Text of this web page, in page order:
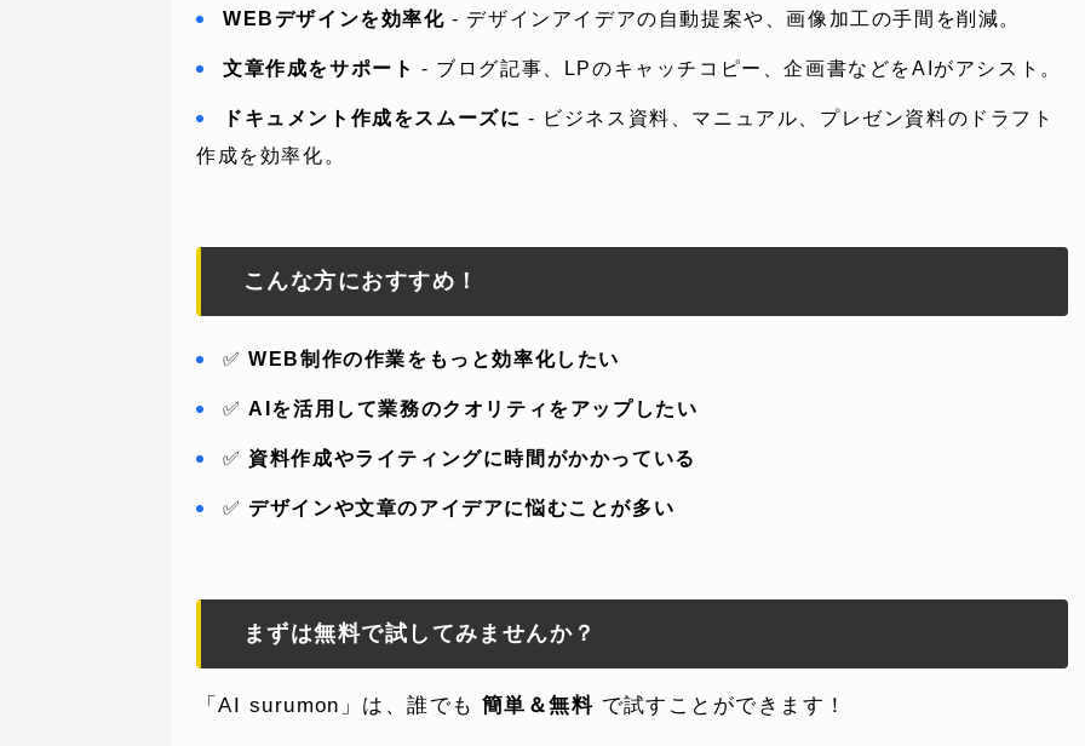
SERVICE
事業内容
AI導入支援
システム開発
CONTENT
コンテンツ
課題解決
制作実績
WEBデザインを効率化 - デザインアイデアの自動提案や、画像加工の手間を削減。
文章作成をサポート - ブログ記事、LPのキャッチコピー、企画書などをAIがアシスト。
ドキュメント作成をスムーズに - ビジネス資料、マニュアル、プレゼン資料のドラフト
作成を効率化。
こんな方におすすめ！
✅WEB制作の作業をもっと効率化したい
✅AIを活用して業務のクオリティをアップしたい
✅ 資料作成やライティングに時間がかかっている
✅デザインや文章のアイデアに悩むことが多い
まずは無料で試してみませんか？
「AI surumon」は、誰でも 簡単＆無料 で試すことができます！